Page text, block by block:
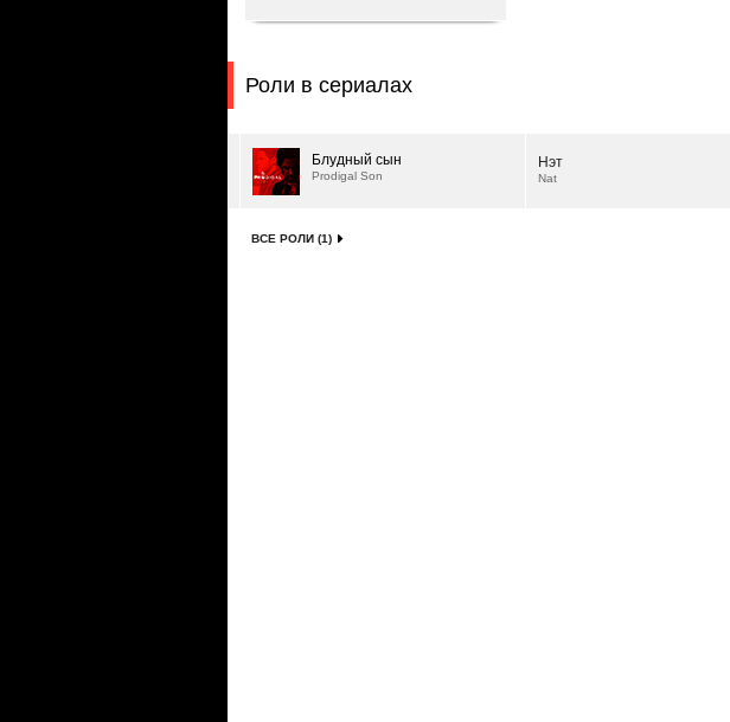
Роли в сериалах
Блудный сын
Prodigal Son
Нэт
Nat
ВСЕ РОЛИ (1)